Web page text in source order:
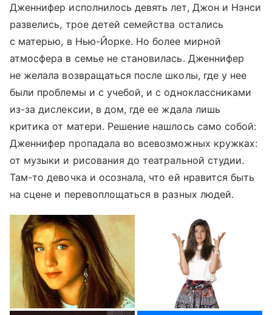
Дженнифер исполнилось девять лет, Джон и Нэнси
развелись, трое детей семейства остались
с матерью, в Нью-Йорке. Но более мирной
атмосфера в семье не становилась. Дженнифер
не желала возвращаться после школы, где у нее
были проблемы и с учебой, и с одноклассниками
из-за дислексии, в дом, где ее ждала лишь
критика от матери. Решение нашлось само собой:
Дженнифер пропадала во всевозможных кружках:
от музыки и рисования до театральной студии.
Там-то девочка и осознала, что ей нравится быть
на сцене и перевоплощаться в разных людей.